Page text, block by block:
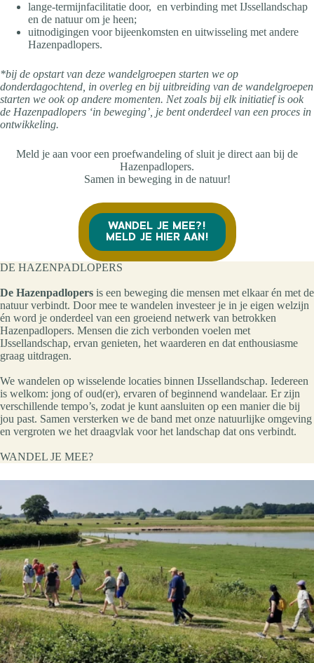
lange‑termijnfacilitatie door, en verbinding met IJssellandschap
en de natuur om je heen;
uitnodigingen voor bijeenkomsten en uitwisseling met andere
Hazenpadlopers.
*bij de opstart van deze wandelgroepen starten we op
donderdagochtend, in overleg en bij uitbreiding van de wandelgroepen
starten we ook op andere momenten. Net zoals bij elk initiatief is ook
de Hazenpadlopers ‘in beweging’, je bent onderdeel van een proces in
ontwikkeling.
Meld je aan voor een proefwandeling of sluit je direct aan bij de
Hazenpadlopers.
Samen in beweging in de natuur!
WANDEL JE MEE?!
MELD JE HIER AAN!
DE HAZENPADLOPERS
De Hazenpadlopers is een beweging die mensen met elkaar én met de
natuur verbindt. Door mee te wandelen investeer je in je eigen welzijn
én word je onderdeel van een groeiend netwerk van betrokken
Hazenpadlopers. Mensen die zich verbonden voelen met
IJssellandschap, ervan genieten, het waarderen en dat enthousiasme
graag uitdragen.
We wandelen op wisselende locaties binnen IJssellandschap. Iedereen
is welkom: jong of oud(er), ervaren of beginnend wandelaar. Er zijn
verschillende tempo’s, zodat je kunt aansluiten op een manier die bij
jou past. Samen versterken we de band met onze natuurlijke omgeving
en vergroten we het draagvlak voor het landschap dat ons verbindt.
WANDEL JE MEE?